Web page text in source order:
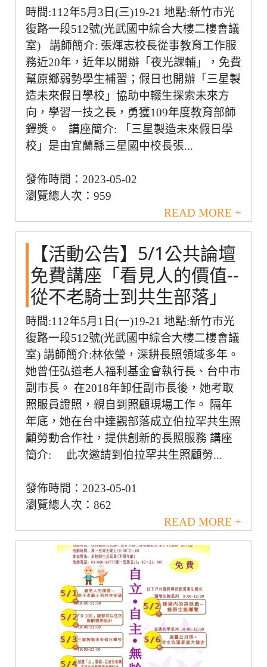
時間:112年5月3日(三)19-21 地點:新竹市光
復路一段512號(光武國中綜合大樓二樓會議
室) 講師簡介: 張煇志校長從事教育工作服
務近20年，近年以開辦「夜光課輔」，免費
幫原鄉弱勢學生補習；假日也開辦「三星製
造未來假日學校」協助中輟生探索未來方
向，學習一技之長，勇獲109年度教育部師
鐸獎。 講座簡介: 「三星製造未來假日學
校」是由宜蘭縣三星國中校長張...
發佈時間：2023-05-02
瀏覽總人次：959
READ MORE +
【活動公告】5/1公共論壇
免費講座「看見人的價值--
從不老騎士到共生部落」
時間:112年5月1日(一)19-21 地點:新竹市光
復路一段512號(光武國中綜合大樓二樓會議
室) 講師簡介:林依瑩，深耕長照領域多年。
她曾任弘道老人福利基金會執行長、台中市
副市長。 在2018年卸任副市長後，她考取
照服員證照，親自到照顧現場工作。 隔年
年底，她在台中達觀部落成立伯拉罕共生照
顧勞動合作社，提供創新的長照服務 講座
簡介: 此次邀請到伯拉罕共生照顧勞...
發佈時間：2023-05-01
瀏覽總人次：862
READ MORE +